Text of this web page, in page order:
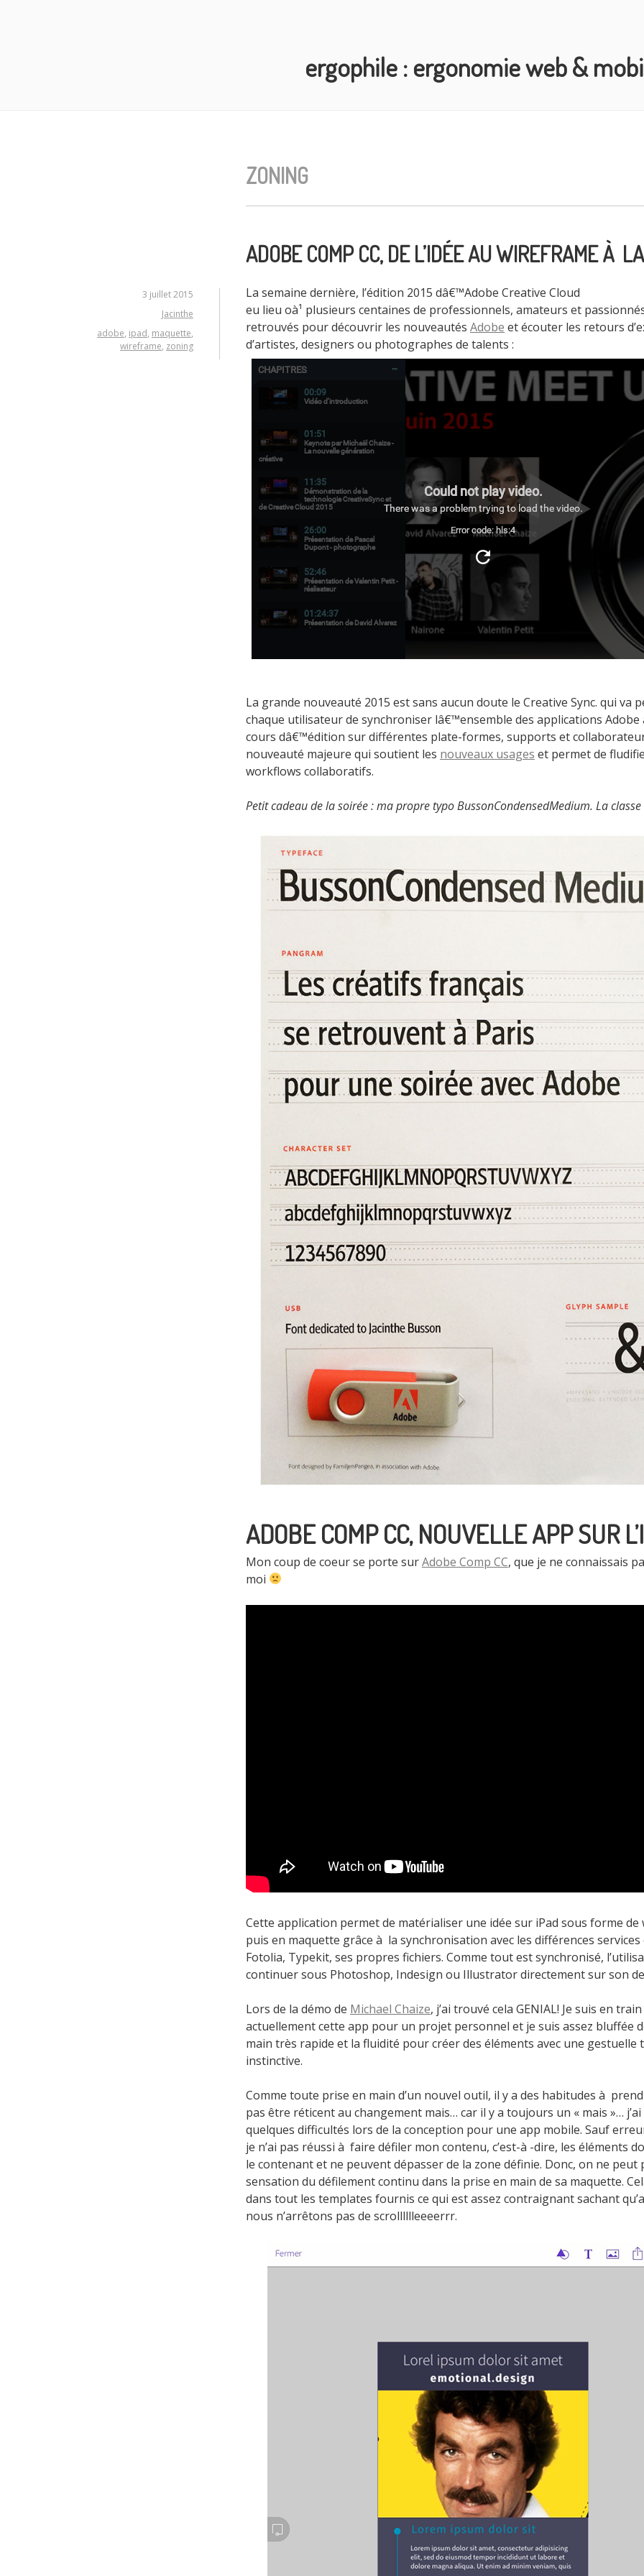
ergophile : ergonomie web &
ZONING
ADOBE COMP CC, DE L’IDÉE AU WIREFRAME À
3 juillet 2015
Jacinthe
adobe, ipad, maquette,
wireframe, zoning
La semaine dernière, l’édition 2015 dâ€™Adobe Creative Cloud
eu lieu oà¹ plusieurs centaines de professionnels, amateurs et
retrouvés pour découvrir les nouveautés Adobe et écouter les retours
d’artistes, designers ou photographes de talents :
La grande nouveauté 2015 est sans aucun doute le Creative Sync. qui va
chaque utilisateur de synchroniser lâ€™ensemble des applications Adobe
cours dâ€™édition sur différentes plate-formes, supports et
nouveauté majeure qui soutient les nouveaux usages et permet de
workflows collaboratifs.
Petit cadeau de la soirée : ma propre typo BussonCondensedMedium. La classe
ADOBE COMP CC, NOUVELLE APP SUR
Mon coup de coeur se porte surAdobe Comp CC, que je ne connaissais
moi
Cette application permet de matérialiser une idée sur iPad sous forme de
puis en maquette grâce à la synchronisation avec les différences services
Fotolia, Typekit, ses propres fichiers. Comme tout est synchronisé,
continuer sous Photoshop, Indesign ou Illustrator directement sur son
Lors de la démo de Michael Chaize, j’ai trouvé cela GENIAL! Je suis en
actuellement cette app pour un projet personnel et je suis assez bluffée
main très rapide et la fluidité pour créer des éléments avec une gestuelle
instinctive.
Comme toute prise en main d’un nouvel outil, il y a des habitudes à
pas être réticent au changement mais… car il y a toujours un « mais »…
quelques difficultés lors de la conception pour une app mobile. Sauf
je n’ai pas réussi à faire défiler mon contenu, c’est-à -dire, les éléments
le contenant et ne peuvent dépasser de la zone définie. Donc, on ne peut
sensation du défilement continu dans la prise en main de sa maquette.
dans tout les templates fournis ce qui est assez contraignant sachant
nous n’arrêtons pas de scrolllllleeeerrr.